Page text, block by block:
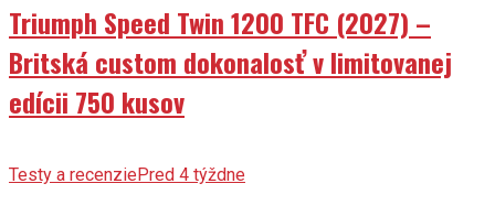
Triumph Speed Twin 1200 TFC (2027) –
Britská custom dokonalosť v limitovanej
edícii 750 kusov
Testy a recenziePred 4 týždne